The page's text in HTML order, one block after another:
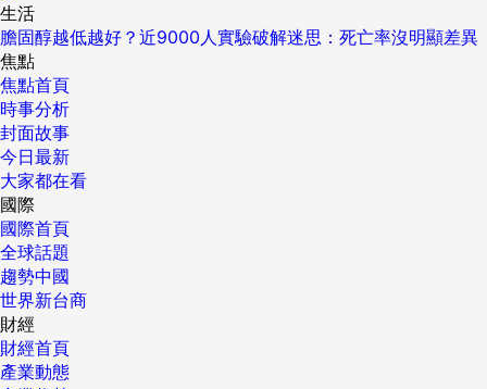
生活
膽固醇越低越好？近9000人實驗破解迷思：死亡率沒明顯差異
焦點
焦點首頁
時事分析
封面故事
今日最新
大家都在看
國際
國際首頁
全球話題
趨勢中國
世界新台商
財經
財經首頁
產業動態